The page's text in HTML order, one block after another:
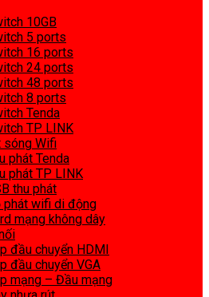
10GB
5 ports
16 ports
24 ports
48 ports
8 ports
Tenda
TP LINK
sóng Wifi
phát Tenda
phát TP LINK
thu phát
phát wifi di động
mạng không dây
đầu chuyển HDMI
đầu chuyển VGA
mạng – Đầu mạng